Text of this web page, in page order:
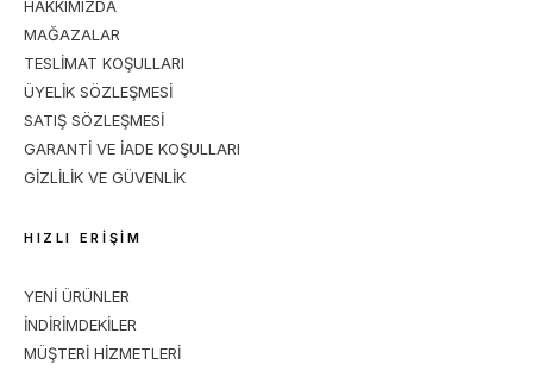
HAKKIMIZDA
MAĞAZALAR
TESLİMAT KOŞULLARI
ÜYELİK SÖZLEŞMESİ
SATIŞ SÖZLEŞMESİ
GARANTİ VE İADE KOŞULLARI
GİZLİLİK VE GÜVENLİK
HIZLI ERİŞİM
YENİ ÜRÜNLER
İNDİRİMDEKİLER
MÜŞTERİ HİZMETLERİ